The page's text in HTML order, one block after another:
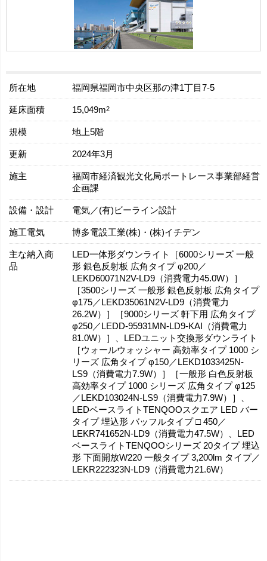
所在地 福岡県福岡市中央区那の津1丁目7-5
延床面積 15,049m2
規模 地上5階
更新 2024年3月
施主
福岡市経済観光文化局ボートレース事業部経営
企画課
設備・設計 電気／(有)ビーライン設計
施工電気 博多電設工業(株)・(株)イチデン
主な納入商
品
LED一体形ダウンライト［6000シリーズ 一般
形 銀色反射板 広角タイプ φ200／
LEKD60071N2V-LD9（消費電力45.0W）］
［3500シリーズ 一般形 銀色反射板 広角タイプ
φ175／LEKD35061N2V-LD9（消費電力
26.2W）］［9000シリーズ 軒下用 広角タイプ
φ250／LEDD-95931MN-LD9-KAI（消費電力
81.0W）］、LEDユニット交換形ダウンライト
［ウォールウォッシャー 高効率タイプ 1000 シ
リーズ 広角タイプ φ150／LEKD1033425N-
LS9（消費電力7.9W）］［一般形 白色反射板
高効率タイプ 1000 シリーズ 広角タイプ φ125
／LEKD103024N-LS9（消費電力7.9W）］、
LEDベースライトTENQOOスクエア LED バー
タイプ 埋込形 バッフルタイプ □ 450／
LEKR741652N-LD9（消費電力47.5W）、LED
ベースライトTENQOOシリーズ 20タイプ 埋込
形 下面開放W220 一般タイプ 3,200lm タイプ／
LEKR222323N-LD9（消費電力21.6W）